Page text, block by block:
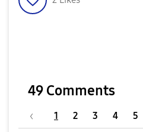
49 Comments
1 2 3 4 5